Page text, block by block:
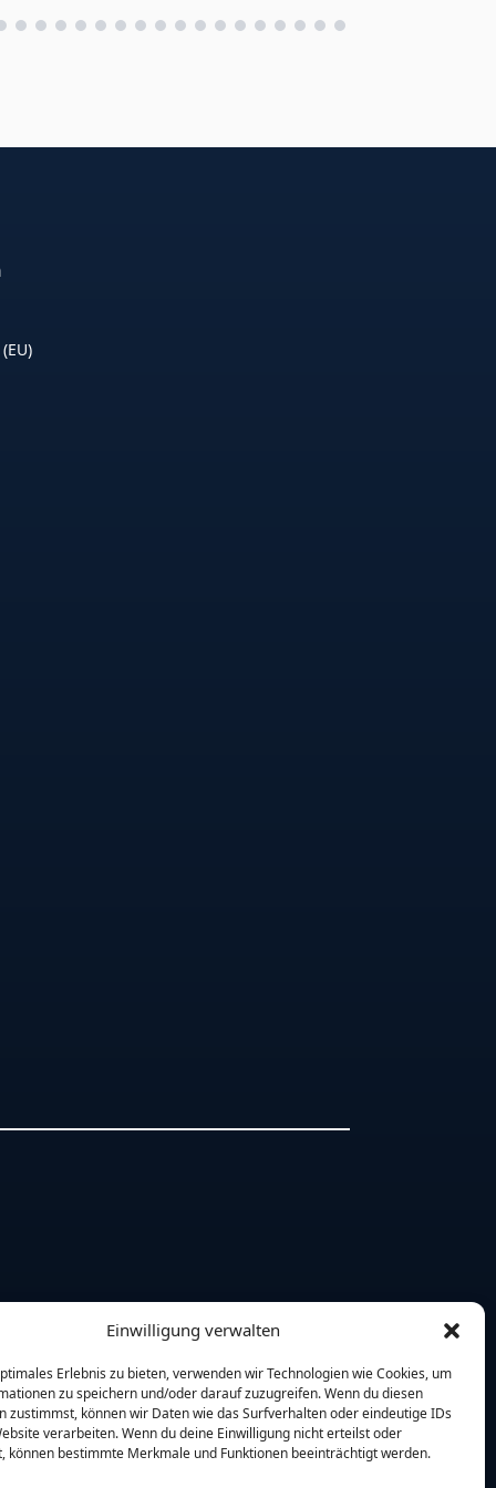
Einwilligung verwalten
Erlebnis zu bieten, verwenden wir Technologien wie Cookies, um
zu speichern und/oder darauf zuzugreifen. Wenn du diesen
zustimmst, können wir Daten wie das Surfverhalten oder eindeutige IDs
verarbeiten. Wenn du deine Einwilligung nicht erteilst oder
können bestimmte Merkmale und Funktionen beeinträchtigt werden.